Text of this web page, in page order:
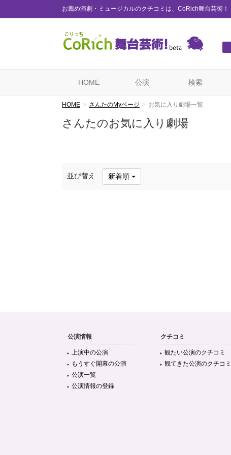
お薦め演劇・ミュージカルのクチコミは、CoRich舞台芸術！
HOME 公演 検索
HOME さんたのMyページ お気に入り劇場一覧
さんたのお気に入り劇場
並び替え 新着順
公演情報
上演中の公演
もうすぐ開幕の公演
公演一覧
公演情報の登録
クチコミ
観たい公演のクチコミ
観てきた公演のクチコミ